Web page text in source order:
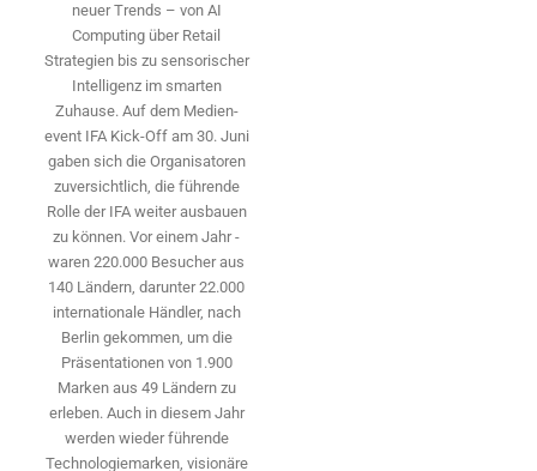
neuer Trends – von AI
Computing über Retail
Strategien bis zu sensorischer
Intelligenz im smarten
Zuhause. Auf dem Medien­
event IFA Kick-Off am 30. Juni
gaben sich die Organisatoren
zuversichtlich, die führende
Rolle der IFA weiter ausbauen
zu können. Vor einem Jahr ­
waren 220.000 Besucher aus
140 ­Ländern, ­darunter 22.000
internationale Händler, nach
Berlin gekommen, um die
Präsen­tationen von 1.900
Marken aus 49 Ländern zu
erleben. Auch in diesem Jahr
werden wieder führende
Technologiemarken, visionäre